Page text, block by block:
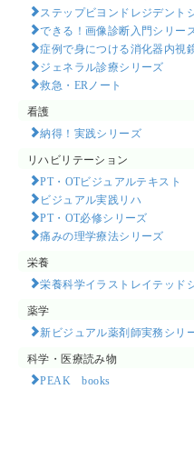
ステップビヨンドレジデント
できる！画像診断入門シリー
症例で身につける消化器内視
ジェネラル診療シリーズ
救急・ERノート
看護
納得！実践シリーズ
リハビリテーション
PT・OTビジュアルテキスト
ビジュアル実践リハ
PT・OT必修シリーズ
痛みの理学療法シリーズ
栄養
栄養科学イラストレイテッド
薬学
新ビジュアル薬剤師実務シリ
科学・医療読み物
PEAK books​